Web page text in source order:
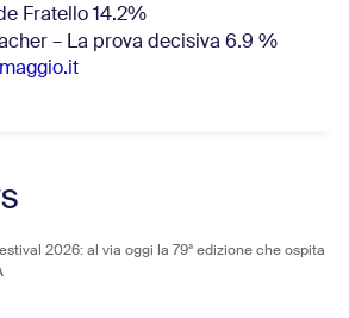
Fratello 14.2%
– La prova decisiva 6.9 %
2026: al via oggi la 79ª edizione che ospita